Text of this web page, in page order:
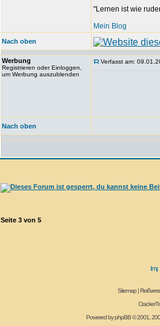
"Lernen ist wie
Mein Blog
Nach oben
Werbung
Registrieren oder Einloggen,
um Werbung auszublenden
Verfasst am:
Nach oben
Seite 3 von 5
Sitemap |
Powered byphpBB© 2001,